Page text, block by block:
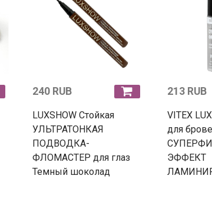
240 RUB
LUXSHOW Стойкая
УЛЬТРАТОНКАЯ
ПОДВОДКА-
ФЛОМАСТЕР для глаз
Темный шоколад
213 RUB
VITEX
для
ЭФФЕКТ